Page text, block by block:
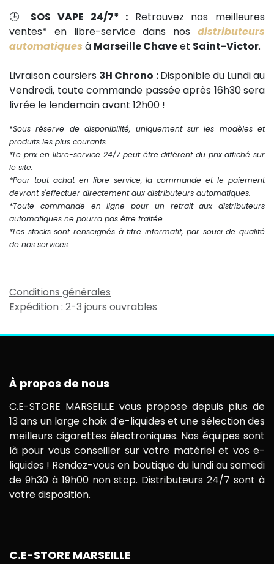
🕒 SOS VAPE 24/7* : Retrouvez nos meilleures
ventes* en libre-service dans nos distributeurs
automatiques à Marseille Chaveet Saint-Victor.
Livraison coursiers 3H Chrono :Disponible du Lundi au
Vendredi, toute commande passée après 16h30 sera
livrée le lendemain avant 12h00 !
*Sous réserve de disponibilité, uniquement sur les modèles et
produits les plus courants.
*Le prix en libre-service 24/7 peut être différent du prix affiché sur
le site.
*Pour tout achat en libre-service, la commande et le paiement
devront s'effectuer directement aux distributeurs automatiques.
*Toute commande en ligne pour un retrait aux distributeurs
automatiques ne pourra pas être traitée.
*Les stocks sont renseignés à titre informatif, par souci de qualité
de nos services.
Conditions générales
Expédition : 2-3 jours ouvrables
À propos de nous
C.E-STORE MARSEILLE vous propose depuis plus de
13 ans un large choix d’e-liquides et une sélection des
meilleurs cigarettes électroniques. Nos équipes sont
là pour vous conseiller sur votre matériel et vos e-
liquides ! Rendez-vous en boutique du lundi au samedi
de 9h30 à 19h00 non stop. Distributeurs 24/7 sont à
votre disposition.
C.E-STORE MARSEILLE